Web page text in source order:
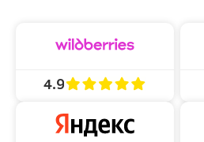
4.9